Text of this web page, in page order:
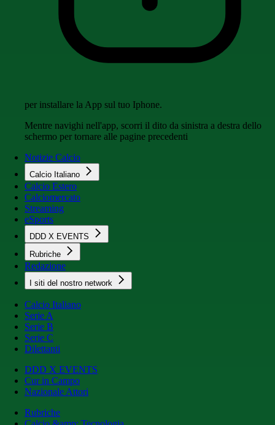
per installare la App sul tuo Iphone.
Mentre navighi nell'app, scorri il dito da sinistra a destra dello
schermo per tornare alle pagine precedenti
Notizie Calcio
Calcio Italiano
Calcio Estero
Calciomercato
Streaming
eSports
DDD X EVENTS
Rubriche
Redazione
I siti del nostro network
Calcio Italiano
Serie A
Serie B
Serie C
Dilettanti
DDD X EVENTS
Cur in Campo
Nazionale Attori
Rubriche